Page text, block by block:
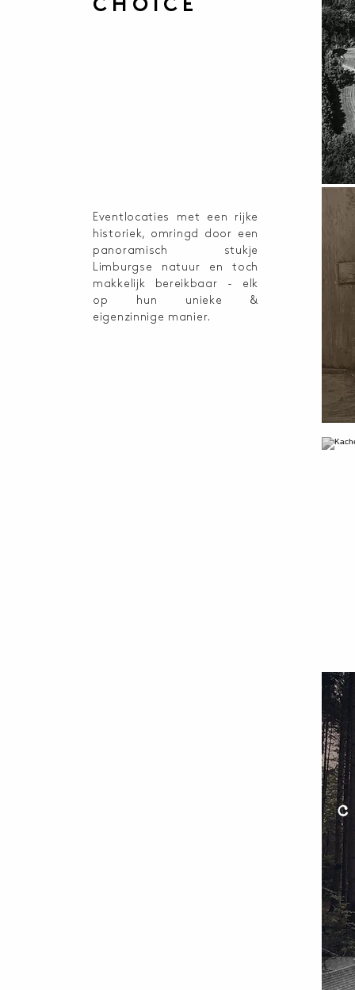
Eventlocaties met een rijke
historiek, omringd door een
panoramisch stukje
Limburgse natuur en toch
makkelijk bereikbaar - elk
op hun unieke &
eigenzinnige manier.
CHOICE